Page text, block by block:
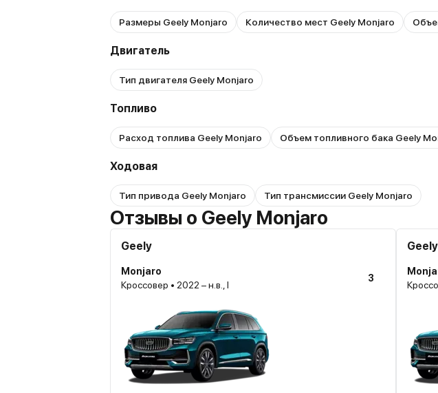
Размеры Geely Monjaro Количество мест Geely Monjaro
Двигатель
Тип двигателя Geely Monjaro
Топливо
Расход топлива Geely Monjaro Объем топливного бака Geely
Ходовая
Тип привода Geely Monjaro Тип трансмиссии Geely Monjaro
Отзывы о Geely Monjaro
Geely
Monjaro
Кроссовер • 2022 – н.в., I
3
Geely